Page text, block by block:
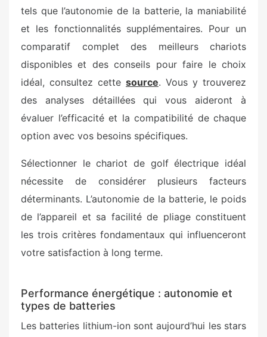
tels que l’autonomie de la batterie, la maniabilité
et les fonctionnalités supplémentaires. Pour un
comparatif complet des meilleurs chariots
disponibles et des conseils pour faire le choix
idéal, consultez cette source. Vous y trouverez
des analyses détaillées qui vous aideront à
évaluer l’efficacité et la compatibilité de chaque
option avec vos besoins spécifiques.
Sélectionner le chariot de golf électrique idéal
nécessite de considérer plusieurs facteurs
déterminants. L’autonomie de la batterie, le poids
de l’appareil et sa facilité de pliage constituent
les trois critères fondamentaux qui influenceront
votre satisfaction à long terme.
Performance énergétique : autonomie et
types de batteries
Les batteries lithium-ion sont aujourd’hui les stars